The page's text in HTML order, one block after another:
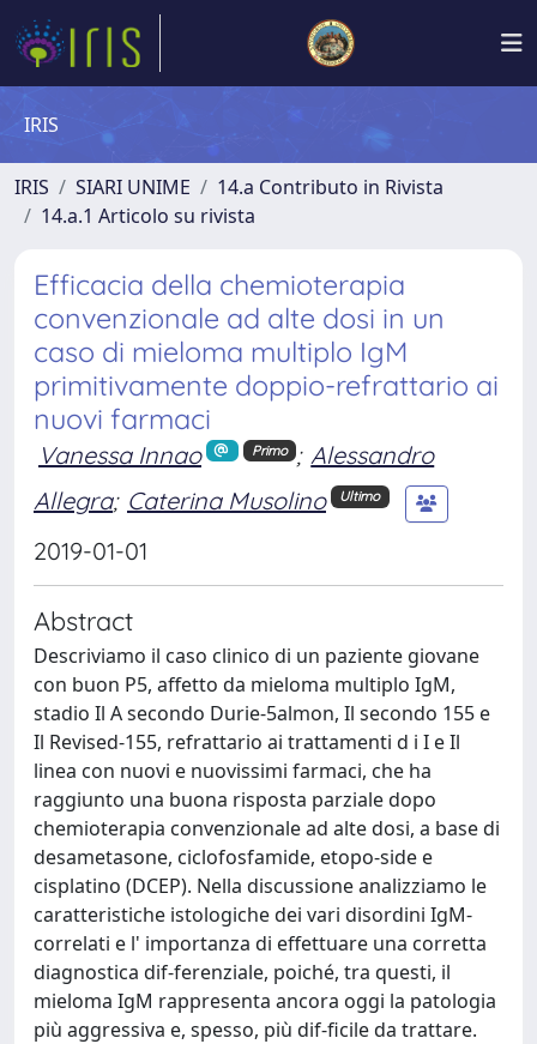
IRIS
IRIS SIARI UNIME
14.a Contributo in Rivista
14.a.1 Articolo su rivista
Efficacia della chemioterapia
convenzionale ad alte dosi in un
caso di mieloma multiplo IgM
primitivamente doppio-refrattario ai
nuovi farmaci
Vanessa Innao Primo ; Alessandro
Allegra; Caterina Musolino Ultimo
2019-01-01
Abstract
Descriviamo il caso clinico di un paziente giovane
con buon P5, affetto da mieloma multiplo IgM,
stadio Il A secondo Durie-5almon, Il secondo 155 e
Il Revised-155, refrattario ai trattamenti d i I e Il
linea con nuovi e nuovissimi farmaci, che ha
raggiunto una buona risposta parziale dopo
chemioterapia convenzionale ad alte dosi, a base di
desametasone, ciclofosfamide, etopo-side e
cisplatino (DCEP). Nella discussione analizziamo le
caratteristiche istologiche dei vari disordini IgM-
correlati e l' importanza di effettuare una corretta
diagnostica dif-ferenziale, poiché, tra questi, il
mieloma IgM rappresenta ancora oggi la patologia
più aggressiva e, spesso, più dif-ficile da trattare.